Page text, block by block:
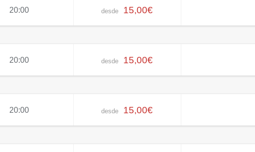
20:00 desde 15,00€
20:00 desde 15,00€
20:00 desde 15,00€